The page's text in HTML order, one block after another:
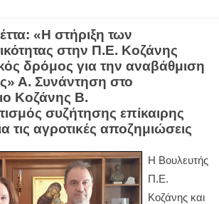
«Η στήριξη των
στην Π.Ε. Κοζάνης
δρόμος για την αναβάθμιση
Α. Συνάντηση στο
Κοζάνης Β.
συζήτησης επίκαιρης
τις αγροτικές αποζημιώσεις
Η Βουλευτής
Π.Ε.
Κοζάνης και